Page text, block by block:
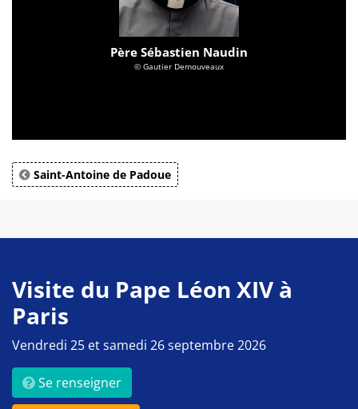
Père Sébastien Naudin
© Gautier Demouveaux
Saint-Antoine de Padoue
Visite du Pape Léon XIV à
Paris
Vendredi 25 et samedi 26 septembre 2026
Se renseigner